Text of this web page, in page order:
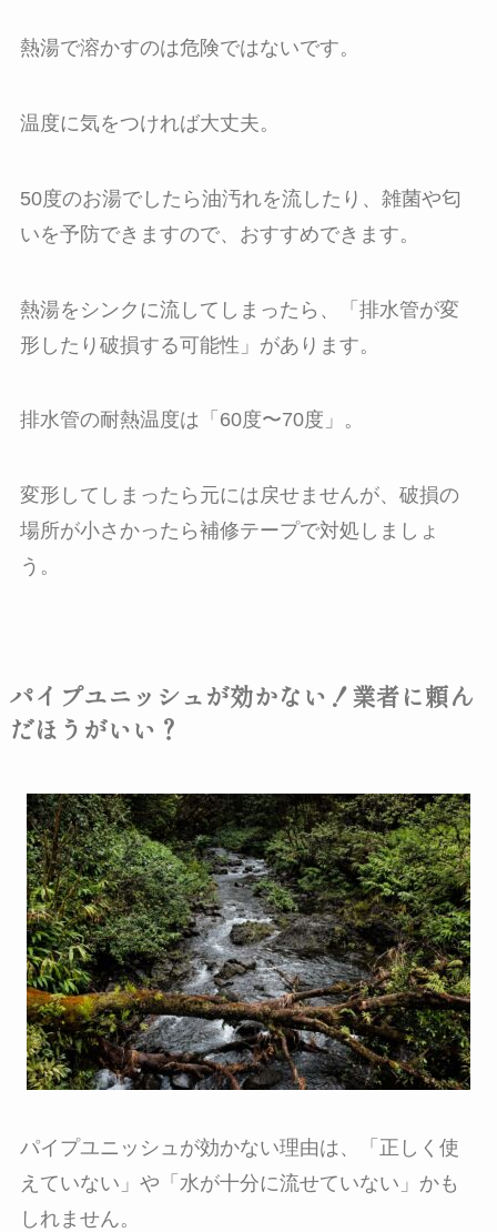
熱湯で溶かすのは危険ではないです。
温度に気をつければ大丈夫。
50度のお湯でしたら油汚れを流したり、雑菌や匂
いを予防できますので、おすすめできます。
熱湯をシンクに流してしまったら、「排水管が変
形したり破損する可能性」があります。
排水管の耐熱温度は「60度〜70度」。
変形してしまったら元には戻せませんが、破損の
場所が小さかったら補修テープで対処しましょ
う。
パイプユニッシュが効かない！業者に頼ん
だほうがいい？
パイプユニッシュが効かない理由は、「正しく使
えていない」や「水が十分に流せていない」かも
しれません。